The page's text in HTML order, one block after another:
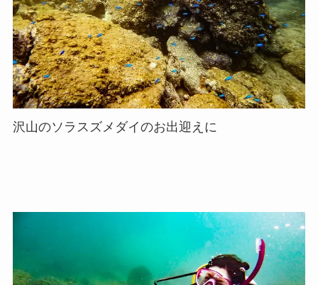
沢山のソラスズメダイのお出迎えに